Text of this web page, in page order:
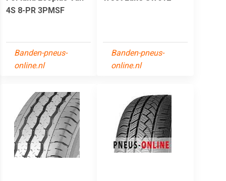
4S 8-PR 3PMSF
Banden-pneus-
online.nl
Banden-pneus-
online.nl